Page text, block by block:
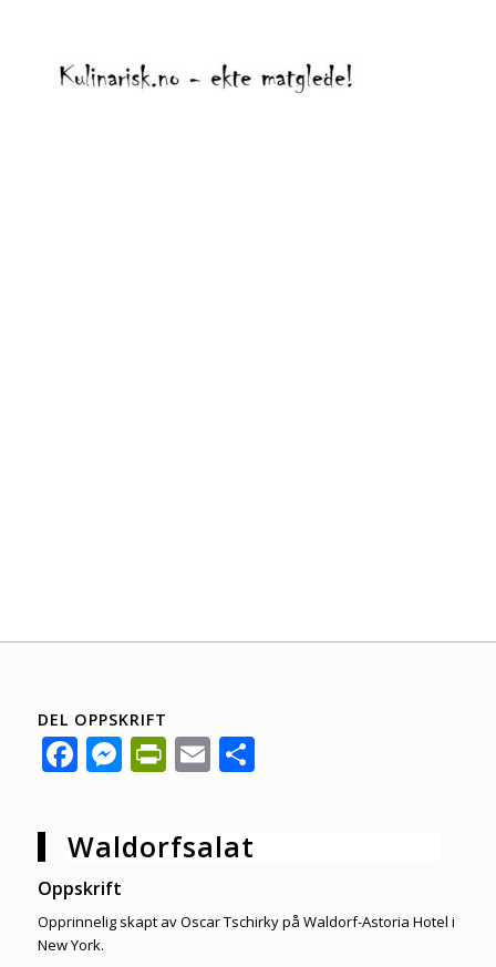
DEL OPPSKRIFT
Facebook
Messenger
PrintFriendly
EmailShare
Waldorfsalat
Oppskrift
Opprinnelig skapt av Oscar Tschirky på Waldorf-Astoria Hotel i
New York.